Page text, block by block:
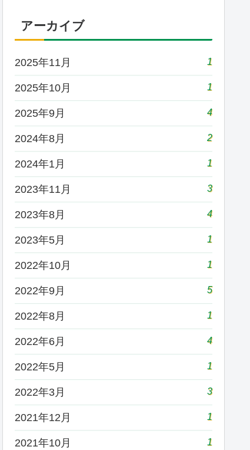
アーカイブ
2025年11月 1
2025年10月 1
2025年9月 4
2024年8月 2
2024年1月 1
2023年11月 3
2023年8月 4
2023年5月 1
2022年10月 1
2022年9月 5
2022年8月 1
2022年6月 4
2022年5月 1
2022年3月 3
2021年12月 1
2021年10月 1